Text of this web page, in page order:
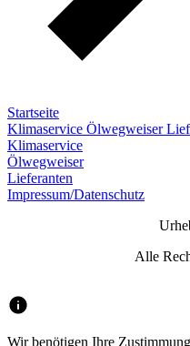
Startseite
Klimaservice Ölwegweiser
Klimaservice
Ölwegweiser
Lieferanten
Impressum/Datenschutz
Alle
Wir benötigen Ihre